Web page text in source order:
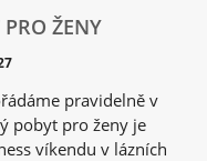
ŽENY
pravidelně v
pobyt pro ženy je
víkendu v lázních